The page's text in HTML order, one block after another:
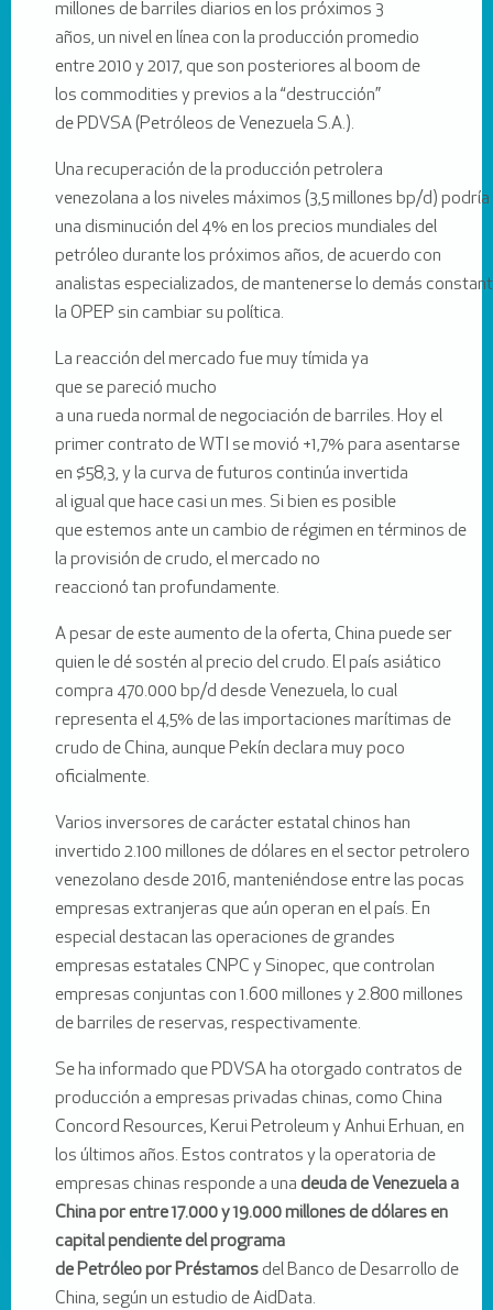
millones de barriles diarios en los próximos 3
años, un nivel en línea con la producción promedio
entre 2010 y 2017, que son posteriores al boom de
los commodities y previos a la “destrucción”
de PDVSA (Petróleos de Venezuela S.A.).
Una recuperación de la producción petrolera
venezolana a los niveles máximos (3,5 millones bp/d)
una disminución del 4% en los precios mundiales del
petróleo durante los próximos años, de acuerdo con
analistas especializados, de mantenerse lo demás
la OPEP sin cambiar su política.
La reacción del mercado fue muy tímida ya
que se pareció mucho
a una rueda normal de negociación de barriles. Hoy el
primer contrato de WTI se movió +1,7% para asentarse
en $58,3, y la curva de futuros continúa invertida
al igual que hace casi un mes. Si bien es posible
que estemos ante un cambio de régimen en términos de
la provisión de crudo, el mercado no
reaccionó tan profundamente.
A pesar de este aumento de la oferta, China puede ser
quien le dé sostén al precio del crudo. El país asiático
compra 470.000 bp/d desde Venezuela, lo cual
representa el 4,5% de las importaciones marítimas de
crudo de China, aunque Pekín declara muy poco
oficialmente.
Varios inversores de carácter estatal chinos han
invertido 2.100 millones de dólares en el sector petrolero
venezolano desde 2016, manteniéndose entre las pocas
empresas extranjeras que aún operan en el país. En
especial destacan las operaciones de grandes
empresas estatales CNPC y Sinopec, que controlan
empresas conjuntas con 1.600 millones y 2.800 millones
de barriles de reservas, respectivamente.
Se ha informado que PDVSA ha otorgado contratos de
producción a empresas privadas chinas, como China
Concord Resources, Kerui Petroleum y Anhui Erhuan, en
los últimos años. Estos contratos y la operatoria de
empresas chinas responde a una deuda de Venezuela a
China por entre 17.000 y 19.000 millones de dólares en
capital pendiente del programa
de Petróleo por Préstamos del Banco de Desarrollo de
China, según un estudio de AidData.